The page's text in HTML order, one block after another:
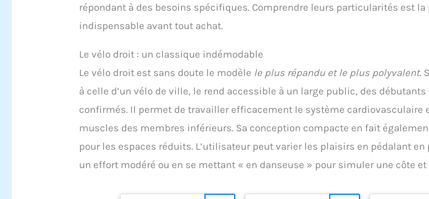
répondant à des besoins spécifiques. Comprendre leurs particularités est la
indispensable avant tout achat.
Le vélo droit : un classique indémodable
Le vélo droit est sans doute le modèle le plus répandu et le plus polyvalent.
à celle d’un vélo de ville, le rend accessible à un large public, des
confirmés. Il permet de travailler efficacement le système cardiovasculaire
muscles des membres inférieurs. Sa conception compacte en fait
pour les espaces réduits. L’utilisateur peut varier les plaisirs en pédalant
un effort modéré ou en se mettant « en danseuse » pour simuler une côte